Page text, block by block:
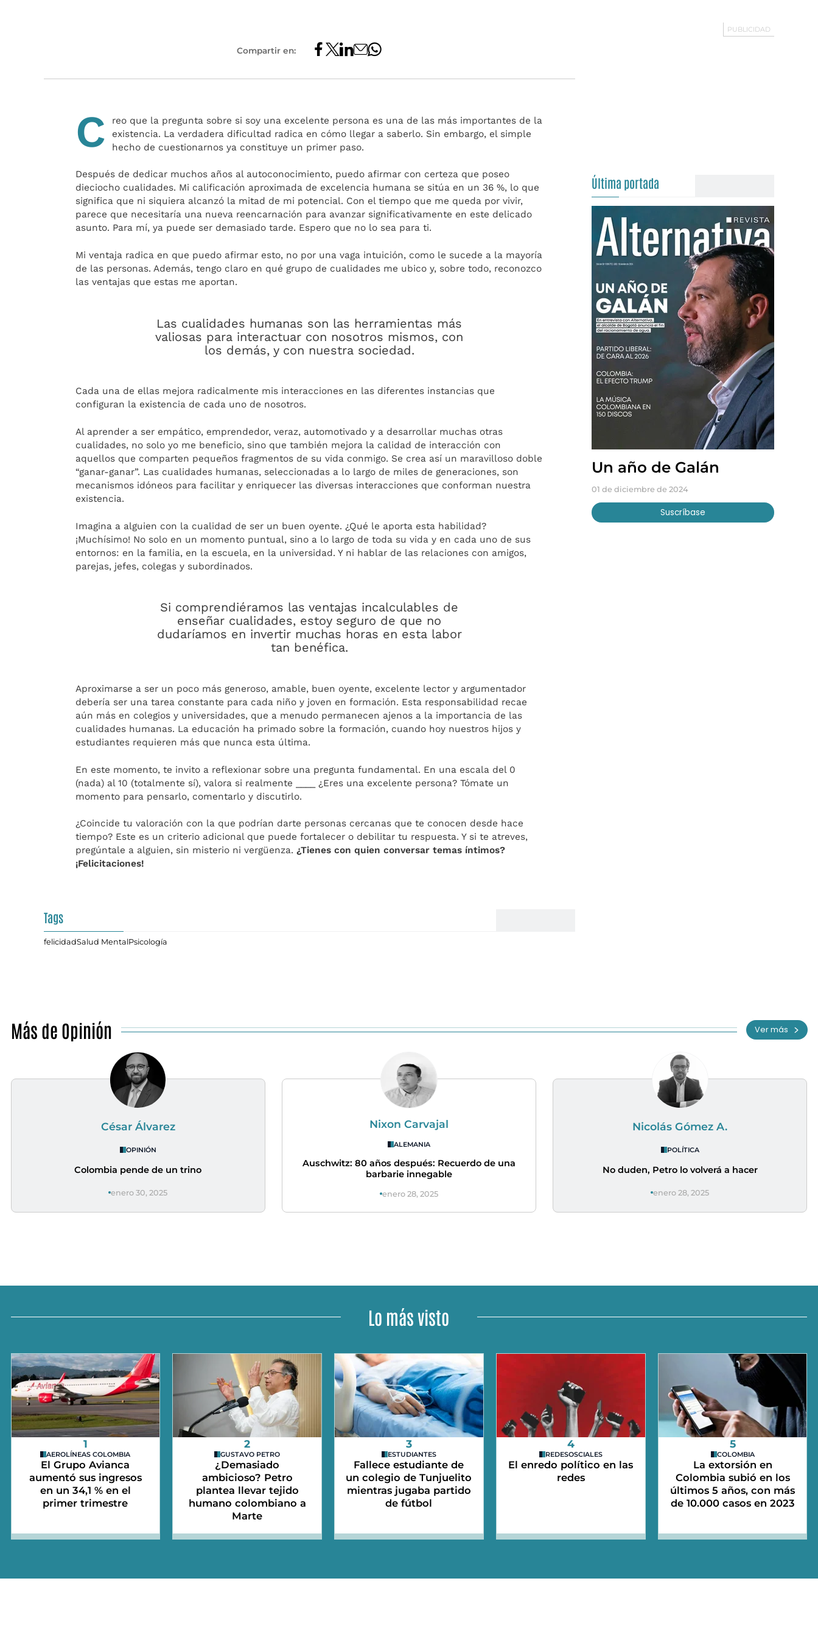
Compartir en:
C
reo que la pregunta sobre si soy una excelente persona es una de las más importantes de la
existencia. La verdadera dificultad radica en cómo llegar a saberlo. Sin embargo, el simple
hecho de cuestionarnos ya constituye un primer paso.
Después de dedicar muchos años al autoconocimiento, puedo afirmar con certeza que poseo
dieciocho cualidades. Mi calificación aproximada de excelencia humana se sitúa en un 36 %, lo que
significa que ni siquiera alcanzó la mitad de mi potencial. Con el tiempo que me queda por vivir,
parece que necesitaría una nueva reencarnación para avanzar significativamente en este delicado
asunto. Para mí, ya puede ser demasiado tarde. Espero que no lo sea para ti.
Mi ventaja radica en que puedo afirmar esto, no por una vaga intuición, como le sucede a la mayoría
de las personas. Además, tengo claro en qué grupo de cualidades me ubico y, sobre todo, reconozco
las ventajas que estas me aportan.
Las cualidades humanas son las herramientas más
valiosas para interactuar con nosotros mismos, con
los demás, y con nuestra sociedad.
Cada una de ellas mejora radicalmente mis interacciones en las diferentes instancias que
configuran la existencia de cada uno de nosotros.
Al aprender a ser empático, emprendedor, veraz, automotivado y a desarrollar muchas otras
cualidades, no solo yo me beneficio, sino que también mejora la calidad de interacción con
aquellos que comparten pequeños fragmentos de su vida conmigo. Se crea así un maravilloso doble
“ganar-ganar”. Las cualidades humanas, seleccionadas a lo largo de miles de generaciones, son
mecanismos idóneos para facilitar y enriquecer las diversas interacciones que conforman nuestra
existencia.
Imagina a alguien con la cualidad de ser un buen oyente. ¿Qué le aporta esta habilidad?
¡Muchísimo! No solo en un momento puntual, sino a lo largo de toda su vida y en cada uno de sus
entornos: en la familia, en la escuela, en la universidad. Y ni hablar de las relaciones con amigos,
parejas, jefes, colegas y subordinados.
Si comprendiéramos las ventajas incalculables de
enseñar cualidades, estoy seguro de que no
dudaríamos en invertir muchas horas en esta labor
tan benéfica.
Aproximarse a ser un poco más generoso, amable, buen oyente, excelente lector y argumentador
debería ser una tarea constante para cada niño y joven en formación. Esta responsabilidad recae
aún más en colegios y universidades, que a menudo permanecen ajenos a la importancia de las
cualidades humanas. La educación ha primado sobre la formación, cuando hoy nuestros hijos y
estudiantes requieren más que nunca esta última.
En este momento, te invito a reflexionar sobre una pregunta fundamental. En una escala del 0
(nada) al 10 (totalmente sí), valora si realmente ____ ¿Eres una excelente persona? Tómate un
momento para pensarlo, comentarlo y discutirlo.
¿Coincide tu valoración con la que podrían darte personas cercanas que te conocen desde hace
tiempo? Este es un criterio adicional que puede fortalecer o debilitar tu respuesta. Y si te atreves,
pregúntale a alguien, sin misterio ni vergüenza.¿Tienes con quien conversar temas íntimos?
¡Felicitaciones!
Tags
felicidadSalud MentalPsicología
Última portada
Un año de Galán
01 de diciembre de 2024
Suscríbase
Más de Opinión Ver más
César Álvarez
OPINIÓN
Colombia pende de un trino
enero 30, 2025
Nixon Carvajal
ALEMANIA
Auschwitz: 80 años después: Recuerdo de una
barbarie innegable
enero 28, 2025
Nicolás Gómez A.
POLÍTICA
No duden, Petro lo volverá a hacer
enero 28, 2025
Lo más visto
1
AEROLÍNEAS COLOMBIA
El Grupo Avianca
aumentó sus ingresos
en un 34,1 % en el
primer trimestre
2
GUSTAVO PETRO
¿Demasiado
ambicioso? Petro
plantea llevar tejido
humano colombiano a
Marte
3
ESTUDIANTES
Fallece estudiante de
un colegio de Tunjuelito
mientras jugaba partido
de fútbol
4
REDESOSCIALES
El enredo político en las
redes
5
COLOMBIA
La extorsión en
Colombia subió en los
últimos 5 años, con más
de 10.000 casos en 2023